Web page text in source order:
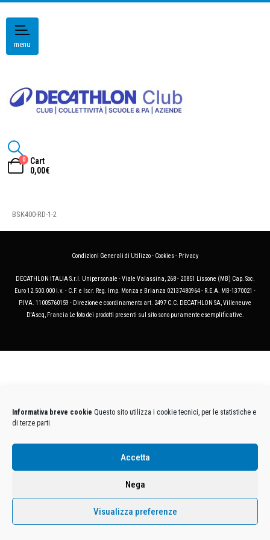
Informativa breve cookie Questo sito utilizza i cookie tecnici, per le statistiche e
di terze parti.
Accetta
Nega
Visualizza preferenze
menu
0
Cart
0,00€
BSK400-RD-1-2
Condizioni Generali di Utilizzo- Cookies- Privacy
DECATHLON ITALIA S.r.l. Unipersonale - Viale Valassina, 268 - 20851 Lissone (MB) Cap. Soc.
Euro 12.500.000 i.v. - C.F. e Iscr. Reg. Imp. Monza e Brianza 02137480964 - R.E.A. MB-1370021 -
P.IVA. 11005760159 - Direzione e coordinamento art. 2497 C.C. DECATHLON SA, Villeneuve
D'Ascq, Francia Le foto dei prodotti presenti sul sito sono puramente esemplificative.